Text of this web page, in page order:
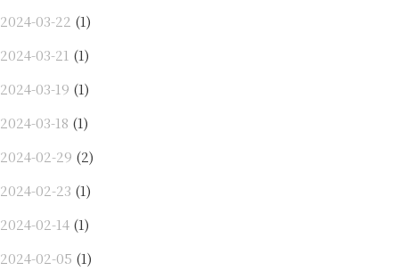
2024-03-22 (1)
2024-03-21 (1)
2024-03-19 (1)
2024-03-18 (1)
2024-02-29 (2)
2024-02-23 (1)
2024-02-14 (1)
2024-02-05 (1)